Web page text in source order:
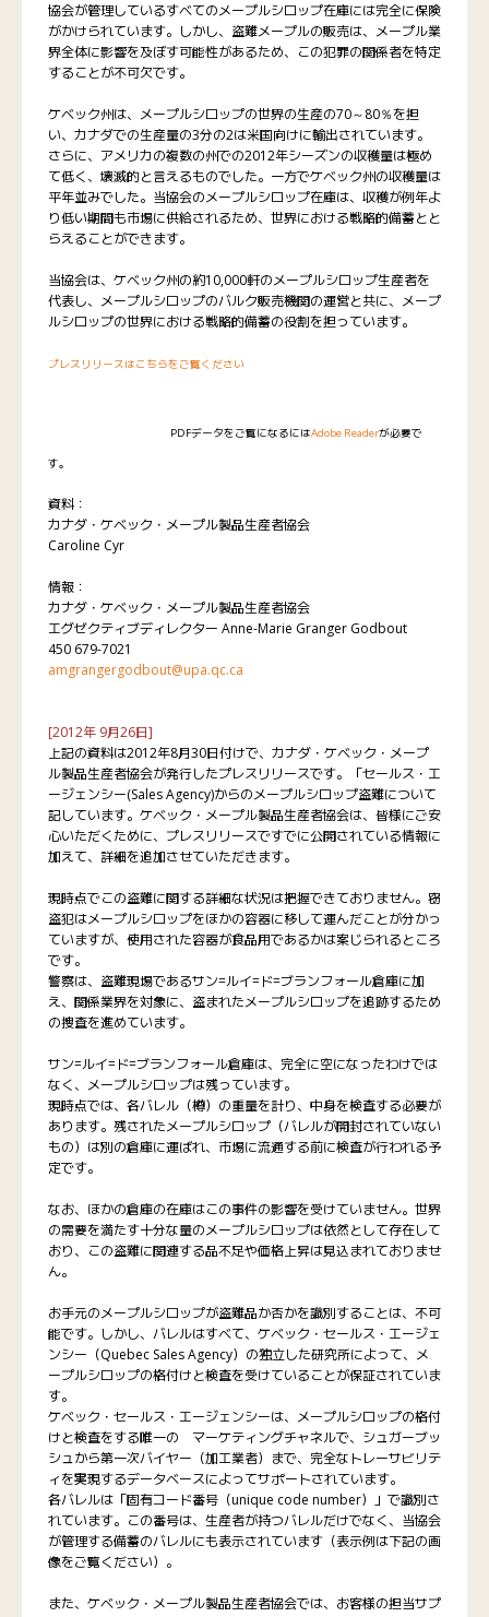
協会が管理しているすべてのメープルシロップ在庫には完全に保険
がかけられています。しかし、盗難メープルの販売は、メープル業
界全体に影響を及ぼす可能性があるため、この犯罪の関係者を特定
することが不可欠です。
ケベック州は、メープルシロップの世界の生産の70～80％を担
い、カナダでの生産量の3分の2は米国向けに輸出されています。
さらに、アメリカの複数の州での2012年シーズンの収穫量は極め
て低く、壊滅的と言えるものでした。一方でケベック州の収穫量は
平年並みでした。当協会のメープルシロップ在庫は、収穫が例年よ
り低い期間も市場に供給されるため、世界における戦略的備蓄とと
らえることができます。
当協会は、ケベック州の約10,000軒のメープルシロップ生産者を
代表し、メープルシロップのバルク販売機関の運営と共に、メープ
ルシロップの世界における戦略的備蓄の役割を担っています。
プレスリリースはこちらをご覧ください
PDFデータをご覧になるにはAdobe Readerが必要で
す。
資料：
カナダ・ケベック・メープル製品生産者協会
Caroline Cyr
情報：
カナダ・ケベック・メープル製品生産者協会
エグゼクティブディレクター Anne-Marie Granger Godbout
450 679-7021
amgrangergodbout@upa.qc.ca
[2012年 9月26日]
上記の資料は2012年8月30日付けで、カナダ・ケベック・メープ
ル製品生産者協会が発行したプレスリリースです。「セールス・エ
ージェンシー(Sales Agency)からのメープルシロップ盗難について
記しています。ケベック・メープル製品生産者協会は、皆様にご安
心いただくために、プレスリリースですでに公開されている情報に
加えて、詳細を追加させていただきます。
現時点でこの盗難に関する詳細な状況は把握できておりません。窃
盗犯はメープルシロップをほかの容器に移して運んだことが分かっ
ていますが、使用された容器が食品用であるかは案じられるところ
です。
警察は、盗難現場であるサン=ルイ=ド=ブランフォール倉庫に加
え、関係業界を対象に、盗まれたメープルシロップを追跡するため
の捜査を進めています。
サン=ルイ=ド=ブランフォール倉庫は、完全に空になったわけでは
なく、メープルシロップは残っています。
現時点では、各バレル（樽）の重量を計り、中身を検査する必要が
あります。残されたメープルシロップ（バレルが開封されていない
もの）は別の倉庫に運ばれ、市場に流通する前に検査が行われる予
定です。
なお、ほかの倉庫の在庫はこの事件の影響を受けていません。世界
の需要を満たす十分な量のメープルシロップは依然として存在して
おり、この盗難に関連する品不足や価格上昇は見込まれておりませ
ん。
お手元のメープルシロップが盗難品か否かを識別することは、不可
能です。しかし、バレルはすべて、ケベック・セールス・エージェ
ンシー（Quebec Sales Agency）の独立した研究所によって、メ
ープルシロップの格付けと検査を受けていることが保証されていま
す。
ケベック・セールス・エージェンシーは、メープルシロップの格付
けと検査をする唯一の マーケティングチャネルで、シュガーブッ
シュから第一次バイヤー（加工業者）まで、完全なトレーサビリテ
ィを実現するデータベースによってサポートされています。
各バレルは「固有コード番号（unique code number）」で識別さ
れています。この番号は、生産者が持つバレルだけでなく、当協会
が管理する備蓄のバレルにも表示されています（表示例は下記の画
像をご覧ください）。
また、ケベック・メープル製品生産者協会では、お客様の担当サプ